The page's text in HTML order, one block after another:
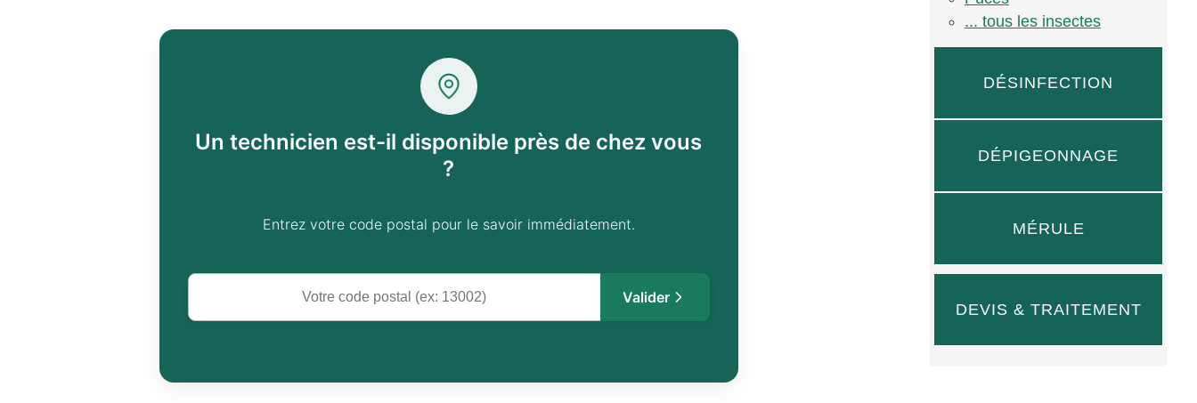
Un technicien est-il disponible près de chez vous
?
Entrez votre code postal pour le savoir immédiatement.
Valider
... tous les insectes
DÉSINFECTION
DÉPIGEONNAGE
MÉRULE
DEVIS & TRAITEMENT